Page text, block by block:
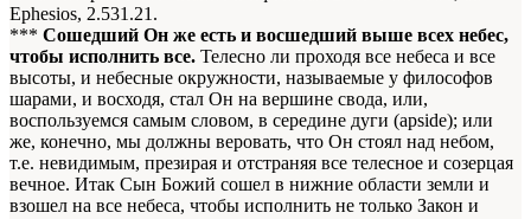
Ephesios, 2.531.21.
*** Сошедший Он же есть и восшедший выше всех небес,
чтобы исполнить все. Телесно ли проходя все небеса и все
высоты, и небесные окружности, называемые у философов
шарами, и восходя, стал Он на вершине свода, или,
воспользуемся самым словом, в середине дуги (apside); или
же, конечно, мы должны веровать, что Он стоял над небом,
т.е. невидимым, презирая и отстраняя все телесное и созерцая
вечное. Итак Сын Божий сошел в нижние области земли и
взошел на все небеса, чтобы исполнить не только Закон и